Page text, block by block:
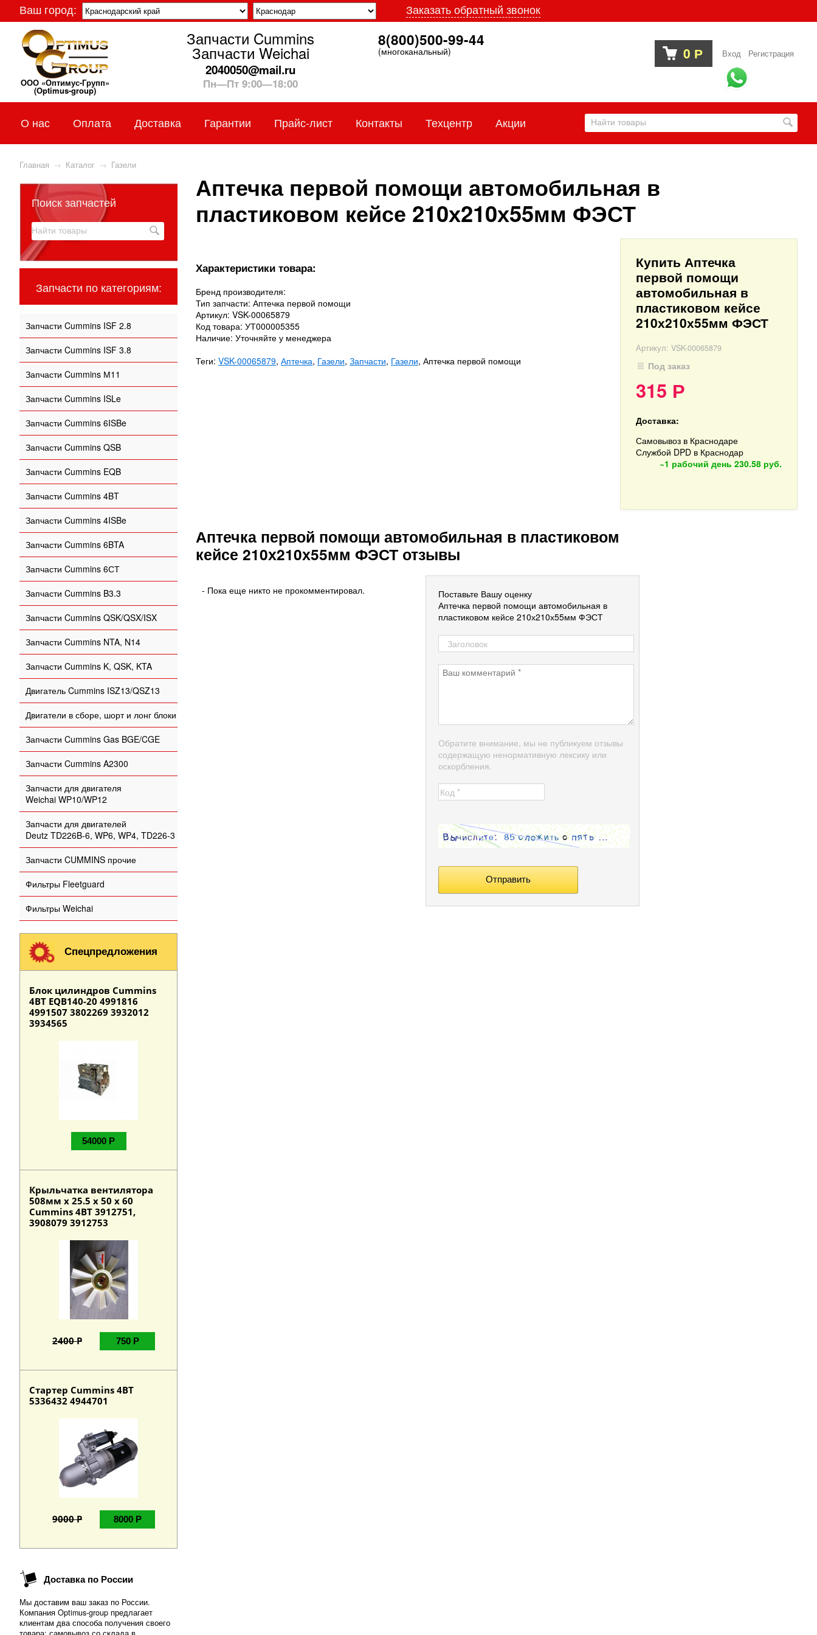
Ваш город: Заказать обратный звонок
ООО «Оптимус-Групп»
(Optimus-group)
Запчасти Cummins
Запчасти Weichai
2040050@mail.ru
Пн—Пт 9:00—18:00
8(800)500-99-44
(многоканальный) Вход Регистрация
0 Р
О нас Оплата Доставка Гарантии Прайс-лист Контакты Техцентр Акции
Главная → Каталог → Газели
Поиск запчастей
Запчасти по категориям:
Запчасти Cummins ISF 2.8
Запчасти Cummins ISF 3.8
Запчасти Cummins М11
Запчасти Cummins ISLe
Запчасти Cummins 6ISBe
Запчасти Cummins QSB
Запчасти Cummins EQB
Запчасти Cummins 4BT
Запчасти Cummins 4ISBe
Запчасти Cummins 6BTA
Запчасти Cummins 6СТ
Запчасти Cummins B3.3
Запчасти Cummins QSK/QSX/ISX
Запчасти Cummins NTA, N14
Запчасти Cummins K, QSK, KTA
Двигатель Cummins ISZ13/QSZ13
Двигатели в сборе, шорт и лонг блоки
Запчасти Cummins Gas BGE/CGE
Запчасти Cummins A2300
Запчасти для двигателя
Weichai WP10/WP12
Запчасти для двигателей
Deutz TD226B-6, WP6, WP4, TD226-3
Запчасти CUMMINS прочие
Фильтры Fleetguard
Фильтры Weichai
Спецпредложения
Блок цилиндров Cummins
4BT EQB140-20 4991816
4991507 3802269 3932012
3934565
54000 Р
Крыльчатка вентилятора
508мм х 25.5 х 50 х 60
Cummins 4BT 3912751,
3908079 3912753
2400 Р 750 Р
Стартер Cummins 4BT
5336432 4944701
9000 Р 8000 Р
Доставка по России
Мы доставим ваш заказ по России.
Компания Optimus-group предлагает
клиентам два способа получения своего
Аптечка первой помощи автомобильная в
пластиковом кейсе 210х210х55мм ФЭСТ
Купить Аптечка
первой помощи
автомобильная в
пластиковом кейсе
210х210х55мм ФЭСТ
Артикул: VSK-00065879
Под заказ
315 Р
Доставка:
Самовывоз в Краснодаре
Службой DPD в Краснодар
~1 рабочий день 230.58 руб.
Характеристики товара:
Бренд производителя:
Тип запчасти: Аптечка первой помощи
Артикул: VSK-00065879
Код товара: УТ000005355
Наличие: Уточняйте у менеджера
Теги: VSK-00065879, Аптечка, Газели, Запчасти, Газели, Аптечка первой помощи
Аптечка первой помощи автомобильная в пластиковом
кейсе 210х210х55мм ФЭСТ отзывы
Поставьте Вашу оценку
Аптечка первой помощи автомобильная в
пластиковом кейсе 210х210х55мм ФЭСТ
Обратите внимание, мы не публикуем отзывы
содержащую ненормативную лексику или
оскорбления.
- Пока еще никто не прокомментировал.